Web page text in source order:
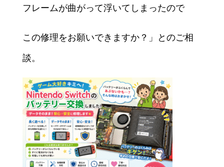
フレームが曲がって浮いてしまったので
この修理をお願いできますか？」とのご相
談。